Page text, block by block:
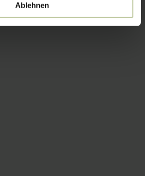
Ablehnen